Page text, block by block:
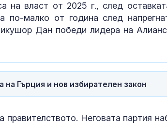
на власт от 2025 г., след
малко от година след
Дан победи лидера на
Гърция и нов избирателен закон
Неговата партия
измериха
кръг
шест месеца
Как се
костите с